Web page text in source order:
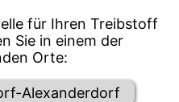
für Ihren Treibstoff
Sie in einem der
Orte:
Alexanderdorf